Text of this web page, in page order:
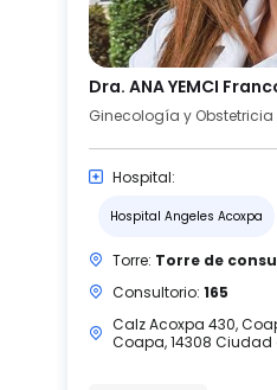
Dra. ANA YEMCI
Ginecología y Obstetricia
Hospital:
Hospital Angeles Acoxpa
Torre: Torre de
Consultorio: 165
Calz Acoxpa 430,
Coapa, 14308 Ciudad